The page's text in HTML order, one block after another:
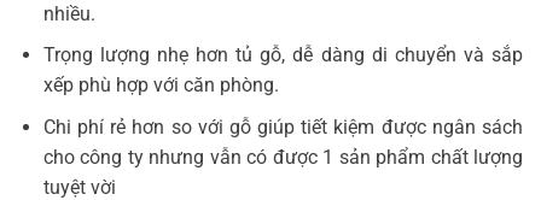
nhiều.
Trọng lượng nhẹ hơn tủ gỗ, dễ dàng di chuyển và sắp
xếp phù hợp với căn phòng.
Chi phí rẻ hơn so với gỗ giúp tiết kiệm được ngân sách
cho công ty nhưng vẫn có được 1 sản phẩm chất lượng
tuyệt vời